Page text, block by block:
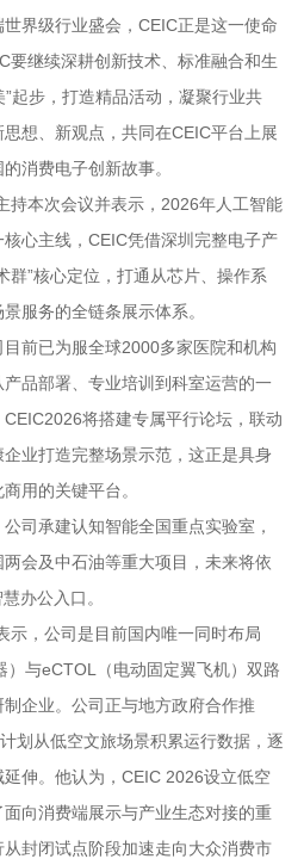
界级行业盛会，CEIC正是这一使命
要继续深耕创新技术、标准融合和生
”起步，打造精品活动，凝聚行业共
想、新观点，共同在CEIC平台上展
消费电子创新故事。
持本次会议并表示，2026年人工智能
心主线，CEIC凭借深圳完整电子产
群”核心定位，打通从芯片、操作系
服务的全链条展示体系。
前已为服全球2000多家医院和机构
品部署、专业培训到科室运营的一
将搭建专属平行论坛，联动
业打造完整场景示范，这正是具身
用的关键平台。
司承建认知智能全国重点实验室，
会及中石油等重大项目，未来将依
办公入口。
示，公司是目前国内唯一同时布局
与eCTOL（电动固定翼飞机）双路
企业。公司正与地方政府合作推
划从低空文旅场景积累运行数据，逐
伸。他认为，CEIC 2026设立低空
向消费端展示与产业生态对接的重
封闭试点阶段加速走向大众消费市